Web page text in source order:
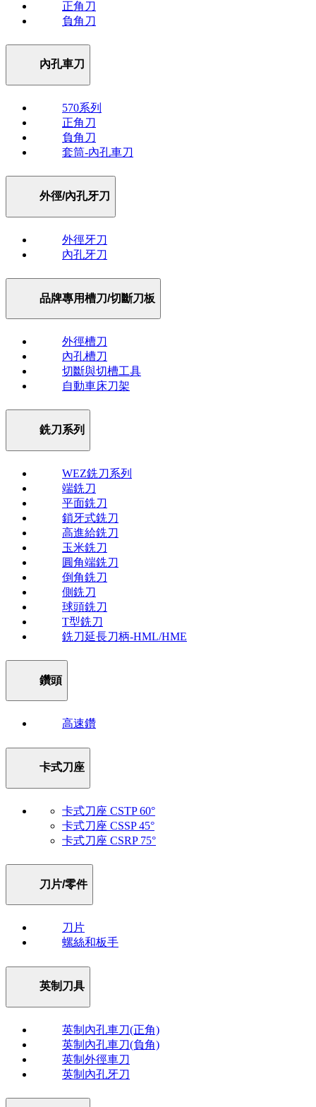
正角刀
負角刀
內孔車刀
570系列
正角刀
負角刀
套筒-內孔車刀
外徑/內孔牙刀
外徑牙刀
內孔牙刀
品牌專用槽刀/切斷刀板
外徑槽刀
內孔槽刀
切斷與切槽工具
自動車床刀架
銑刀系列
WEZ銑刀系列
端銑刀
平面銑刀
鎖牙式銑刀
高進給銑刀
玉米銑刀
圓角端銑刀
倒角銑刀
側銑刀
球頭銑刀
T型銑刀
銑刀延長刀柄-HML/HME
鑽頭
高速鑽
卡式刀座
卡式刀座 CSTP 60°
卡式刀座 CSSP 45°
卡式刀座 CSRP 75°
刀片/零件
刀片
螺絲和板手
英制刀具
英制內孔車刀(正角)
英制內孔車刀(負角)
英制外徑車刀
英制內孔牙刀